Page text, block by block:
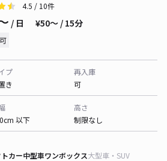
4.5 / 10件
/ 日 ¥50〜 / 15分
プ
き
再入庫
可
以下
高さ
制限なし
カー中型車ワンボックス大型車・SUV